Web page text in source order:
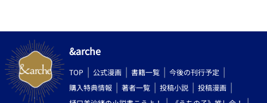
&arche
TOP 公式漫画 書籍一覧
今後の刊行予定
購入特典情報
著者一覧 投稿小説
投稿漫画